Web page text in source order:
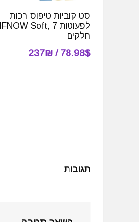
סט קוביות טיפוס רכות
לפעוטות IFNOW Soft, 7
חלקים
78.98$ / 237₪
תגובות